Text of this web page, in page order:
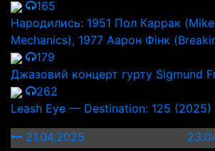
165
Народились: 1951 Пол Каррак
Mechanics), 1977 Аарон Фінк
179
Джазовий концерт гурту Sigmund
262
Leash Eye — Destination: 125 (2025)
21.04.2025